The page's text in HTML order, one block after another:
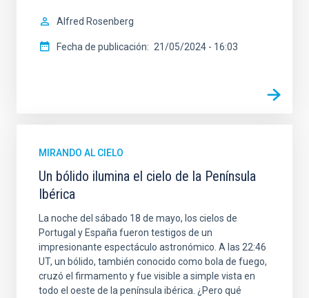
Alfred Rosenberg
Fecha de publicación 21/05/2024 - 16:03
MIRANDO AL CIELO
Un bólido ilumina el cielo de la Península
Ibérica
La noche del sábado 18 de mayo, los cielos de
Portugal y España fueron testigos de un
impresionante espectáculo astronómico. A las 22:46
UT, un bólido, también conocido como bola de fuego,
cruzó el firmamento y fue visible a simple vista en
todo el oeste de la península ibérica. ¿Pero qué